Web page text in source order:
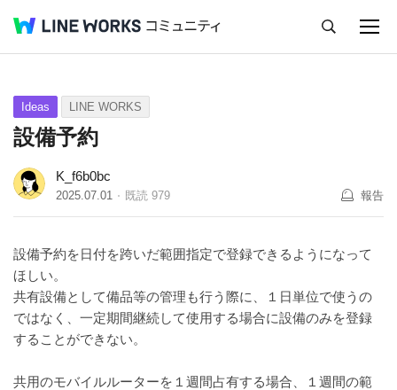
Q&A Tips Ideas
Ideas LINE WORKS
設備予約
K_f6b0bc
2025.07.01 既読 979 報告
設備予約を日付を跨いだ範囲指定で登録できるようになって
ほしい。
共有設備として備品等の管理も行う際に、１日単位で使うの
ではなく、一定期間継続して使用する場合に設備のみを登録
することができない。
共用のモバイルルーターを１週間占有する場合、１週間の範